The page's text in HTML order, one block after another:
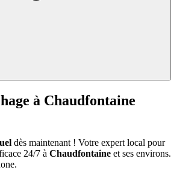
à Chaudfontaine
dès maintenant ! Votre expert local pour
24/7 à Chaudfontaine et ses environs.